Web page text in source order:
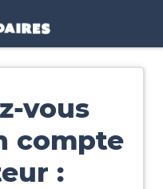
vous
compte
: